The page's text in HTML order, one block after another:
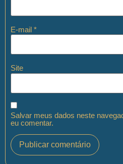
E-mail *
Site
Salvar meus dados neste
eu comentar.